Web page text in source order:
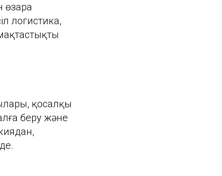
өзара
логистика,
қосалқы
беру және